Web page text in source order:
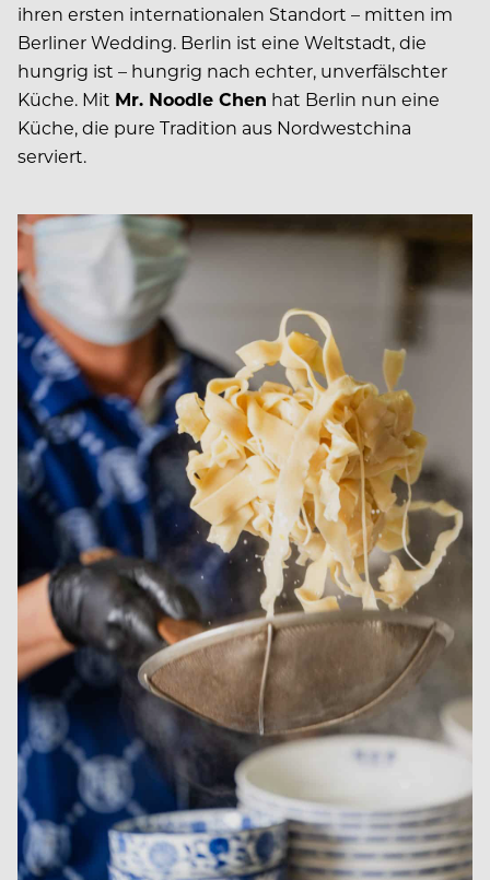
ihren ersten internationalen Standort – mitten im
Berliner Wedding. Berlin ist eine Weltstadt, die
hungrig ist – hungrig nach echter, unverfälschter
Küche. Mit Mr. Noodle Chen hat Berlin nun eine
Küche, die pure Tradition aus Nordwestchina
serviert.